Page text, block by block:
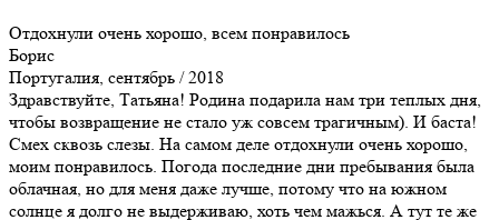
Отдохнули очень хорошо, всем понравилось
Борис
Португалия, сентябрь / 2018
Здравствуйте, Татьяна! Родина подарила нам три теплых дня,
чтобы возвращение не стало уж совсем трагичным). И баста!
Смех сквозь слезы. На самом деле отдохнули очень хорошо,
моим понравилось. Погода последние дни пребывания была
облачная, но для меня даже лучше, потому что на южном
солнце я долго не выдерживаю, хоть чем мажься. А тут те же